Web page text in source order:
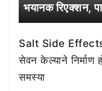
भयानक रिएक्शन,
Salt Side Effects
सेवन केल्याने निर्माण
समस्या